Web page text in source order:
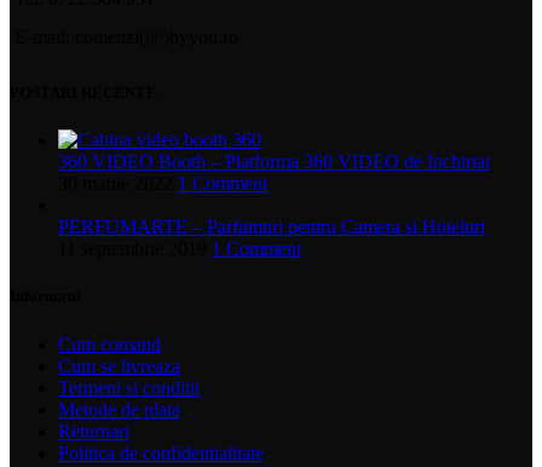
360 VIDEO Booth – Platforma 360 VIDEO de Inchiriat
1 Comment
PERFUMARTE – Parfumuri pentru Camera si Hoteluri
1 Comment
Cum comand
Cum se livreaza
Termeni si conditii
Metode de plata
Returnari
Politica de confidentialitate